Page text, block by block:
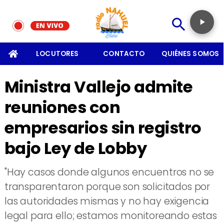
LOCUTORES CONTACTO QUIÉNES SOMOS
​Ministra Vallejo admite
reuniones con
empresarios sin registro
bajo Ley de Lobby
​"Hay casos donde algunos encuentros no se
transparentaron porque son solicitados por
las autoridades mismas y no hay exigencia
legal para ello; estamos monitoreando estas